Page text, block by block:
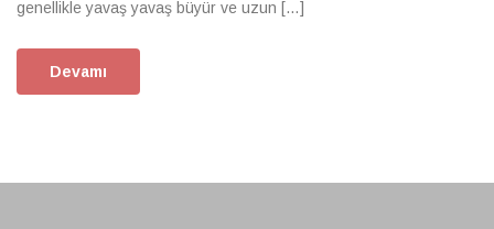
genellikle yavaş yavaş büyür ve uzun […]
Devamı